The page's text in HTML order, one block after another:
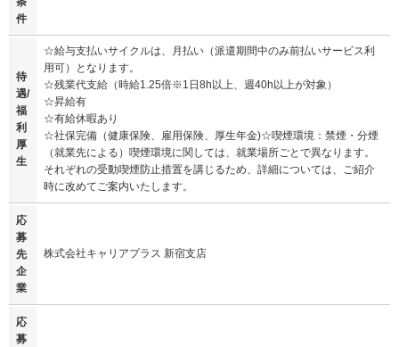
件
待
遇/
福
利
厚
生
☆給与支払いサイクルは、月払い（派遣期間中のみ前払いサービス利
用可）となります。
☆残業代支給（時給1.25倍※1日8h以上、週40h以上が対象）
☆昇給有
☆有給休暇あり
☆社保完備（健康保険、雇用保険、厚生年金)☆喫煙環境：禁煙・分煙
（就業先による）喫煙環境に関しては、就業場所ごとで異なります。
それぞれの受動喫煙防止措置を講じるため、詳細については、ご紹介
時に改めてご案内いたします。
応
募
先
企
業
株式会社キャリアプラス 新宿支店
応
募